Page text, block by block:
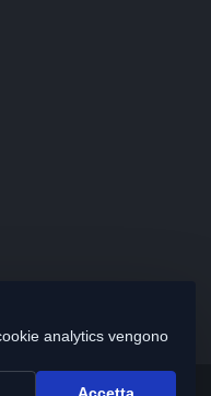
analytics vengono
Accetta